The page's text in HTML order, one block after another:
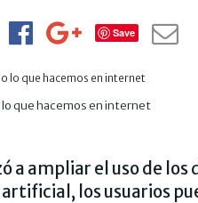
Save
que hacemos en internet
a ampliar el uso de
los usuarios